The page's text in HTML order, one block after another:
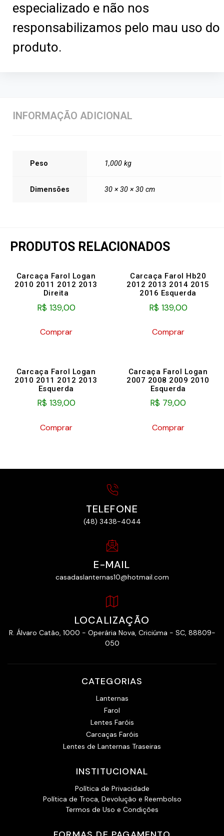
especializado e não nos
responsabilizamos pelo mau uso do
produto.
INFORMAÇÃO ADICIONAL
Peso 1,000 kg
Dimensões 30 × 30 × 30 cm
PRODUTOS RELACIONADOS
Carcaça Farol Logan
2010 2011 2012 2013
Direita
R$139,00
Comprar
Carcaça Farol Hb20
2012 2013 2014 2015
2016 Esquerda
R$139,00
Comprar
Carcaça Farol Logan
2010 2011 2012 2013
Esquerda
R$139,00
Comprar
Carcaça Farol Logan
2007 2008 2009 2010
Esquerda
R$ 79,00
Comprar
TELEFONE
(48) 3438-4044
E-MAIL
casadaslanternas10@hotmail.com
LOCALIZAÇÃO
R. Álvaro Catão, 1000 - Operária Nova, Criciúma - SC, 88809-
050
CATEGORIAS
Lanternas
Farol
Lentes Faróis
Carcaças Faróis
Lentes de Lanternas Traseiras
INSTITUCIONAL
Política de Privacidade
Política de Troca, Devolução e Reembolso
Termos de Uso e Condições